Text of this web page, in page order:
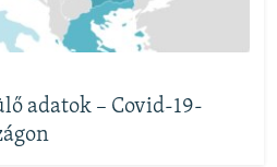
adatok – Covid-19-